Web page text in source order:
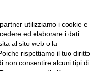
utilizziamo i cookie e
ed elaborare i dati
al sito web o la
rispettiamo il tuo diritto
non consentire alcuni tipi di